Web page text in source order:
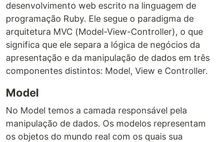
desenvolvimento web escrito na linguagem de
programação Ruby. Ele segue o paradigma de
arquitetura MVC (Model-View-Controller), o que
significa que ele separa a lógica de negócios da
apresentação e da manipulação de dados em três
componentes distintos: Model, View e Controller.
Model
No Model temos a camada responsável pela
manipulação de dados. Os modelos representam
os objetos do mundo real com os quais sua